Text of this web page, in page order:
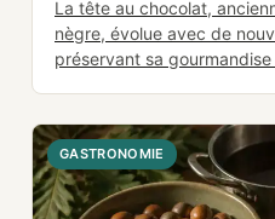
La tête au chocolat,
nègre, évolue avec de
préservant sa
GASTRONOMIE